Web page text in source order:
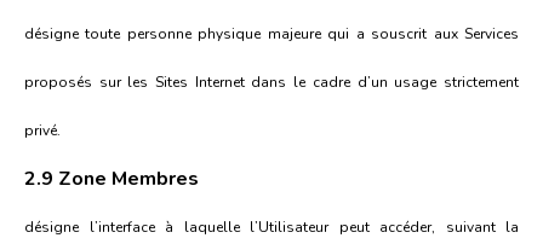
désigne toute personne physique majeure qui a souscrit aux Services
proposés sur les Sites Internet dans le cadre d’un usage strictement
privé.
2.9 Zone Membres
désigne l’interface à laquelle l’Utilisateur peut accéder, suivant la